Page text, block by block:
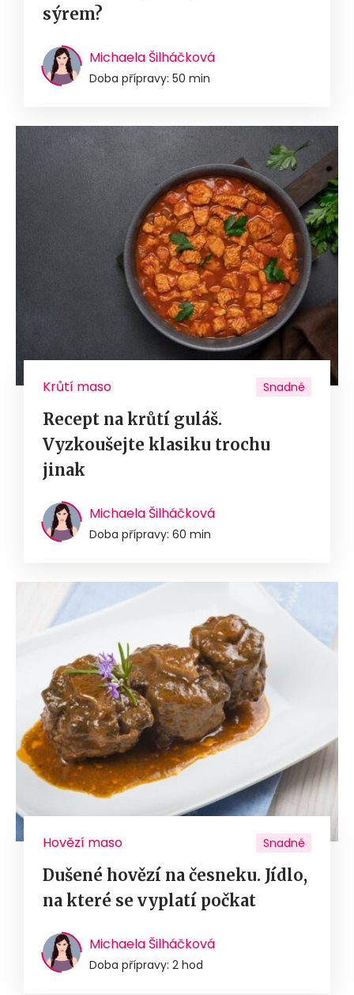
sýrem?
Michaela Šilháčková
Doba přípravy: 50 min
Krůtí maso Snadné
Recept na krůtí guláš.
Vyzkoušejte klasiku trochu
jinak
Michaela Šilháčková
Doba přípravy: 60 min
Hovězí maso Snadné
Dušené hovězí na česneku. Jídlo,
na které se vyplatí počkat
Michaela Šilháčková
Doba přípravy: 2 hod